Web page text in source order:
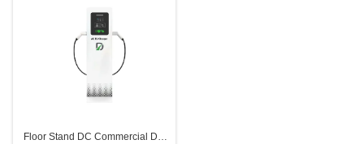
Floor Stand DC Commercial DC